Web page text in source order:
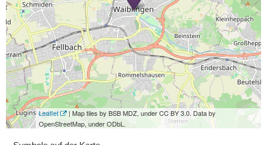
Leaflet
| Map tiles by BSB MDZ, under CC BY 3.0. Data by
OpenStreetMap, under ODbL.